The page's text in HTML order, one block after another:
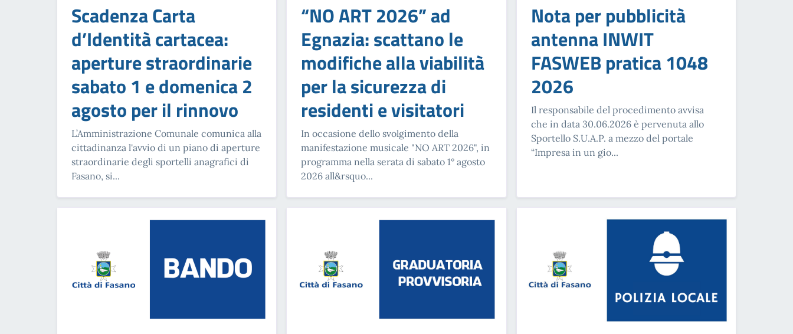
Scadenza Carta
d’Identità cartacea:
aperture straordinarie
sabato 1 e domenica 2
agosto per il rinnovo
L’Amministrazione Comunale comunica alla
cittadinanza l'avvio di un piano di aperture
straordinarie degli sportelli anagrafici di
Fasano, si...
“NO ART 2026” ad
Egnazia: scattano le
modifiche alla viabilità
per la sicurezza di
residenti e visitatori
In occasione dello svolgimento della
manifestazione musicale "NO ART 2026", in
programma nella serata di sabato 1° agosto
2026 all&rsquo...
Nota per pubblicità
antenna INWIT
FASWEB pratica 1048
2026
Il responsabile del procedimento avvisa
che in data 30.06.2026 è pervenuta allo
Sportello S.U.A.P. a mezzo del portale
“Impresa in un gio...